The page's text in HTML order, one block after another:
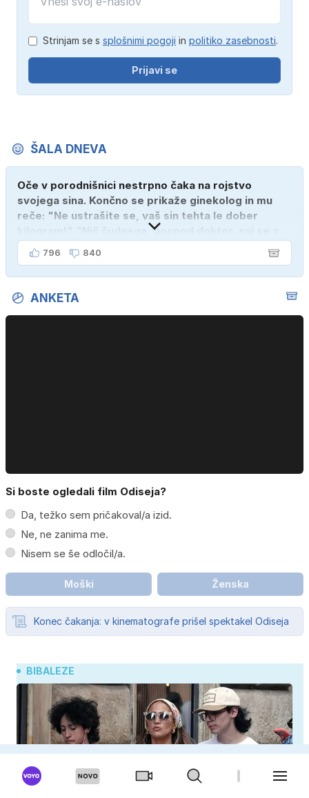
Strinjam se s splošnimi pogoji in politiko zasebnosti.
Prijavi se
ŠALA DNEVA
Oče v porodnišnici nestrpno čaka na rojstvo
svojega sina. Končno se prikaže ginekolog in mu
reče: "Ne ustrašite se, vaš sin tehta le dober
kilogram!" "Nič čudnega, gospod doktor, saj se z
ženo poznava šele tri mesece."
796 840
ANKETA
Si boste ogledali film Odiseja?
Da, težko sem pričakoval/a izid.
Ne, ne zanima me.
Nisem se še odločil/a.
Moški Ženska
Konec čakanja: v kinematografe prišel spektakel Odiseja
BIBALEZE